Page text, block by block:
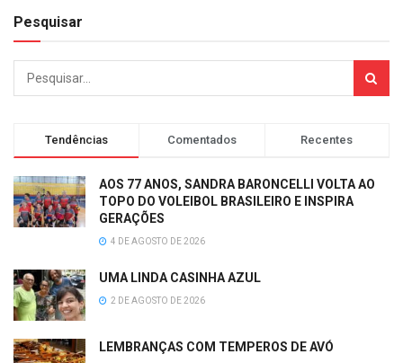
Pesquisar
Tendências Comentados Recentes
AOS 77 ANOS, SANDRA BARONCELLI VOLTA AO
TOPO DO VOLEIBOL BRASILEIRO E INSPIRA
GERAÇÕES
4 DE AGOSTO DE 2026
UMA LINDA CASINHA AZUL
2 DE AGOSTO DE 2026
LEMBRANÇAS COM TEMPEROS DE AVÓ